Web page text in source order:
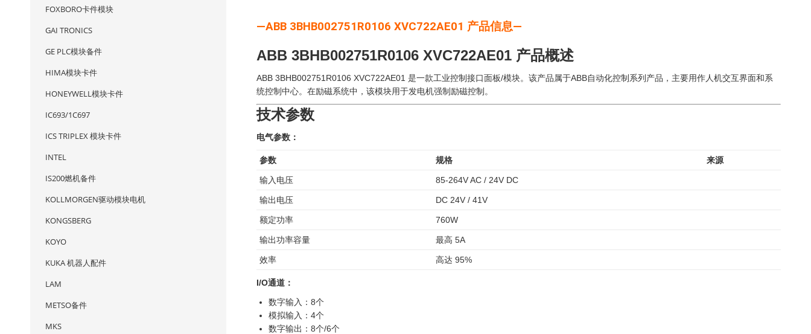
—ABB 3BHB002751R0106 XVC722AE01 产品信息—
ABB 3BHB002751R0106 XVC722AE01 产品概述
ABB 3BHB002751R0106 XVC722AE01 是一款工业控制接口面板/模块。该产品属于ABB自动化控制系列产品，主要用作人机交互界面和系
统控制中心。在励磁系统中，该模块用于发电机强制励磁控制。
技术参数
电气参数：
参数 规格 来源
输入电压 85-264V AC / 24V DC
输出电压 DC 24V / 41V
额定功率 760W
输出功率容量 最高 5A
效率 高达 95%
I/O通道：
数字输入：8个
模拟输入：4个
数字输出：8个/6个
FOXBORO卡件模块
GAI TRONICS
GE PLC模块备件
HIMA模块卡件
HONEYWELL模块卡件
IC693/1C697
ICS TRIPLEX 模块卡件
INTEL
IS200燃机备件
KOLLMORGEN驱动模块电机
KONGSBERG
KOYO
KUKA 机器人配件
LAM
METSO备件
MKS